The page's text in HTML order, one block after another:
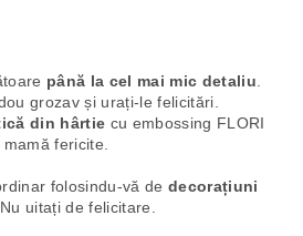
până la cel mai mic detaliu
grozav și urați-le felicitări.
din hârtie cu embossing FLORI
fericite.
folosindu-vă de decorațiuni
. Nu uitați de felicitare.